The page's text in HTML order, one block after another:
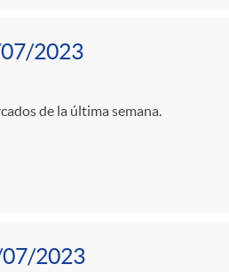
2023
de la última semana.
2023